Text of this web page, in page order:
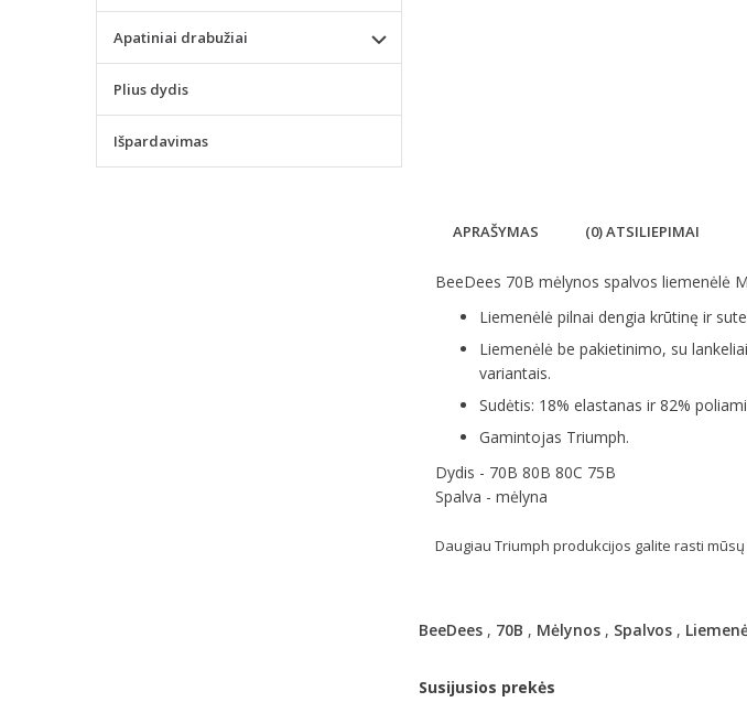
APRAŠYMAS (0) ATSILIEPIMAI
BeeDees 70B mėlynos spalvos liemenėlė
Liemenėlė pilnai dengia krūtinę ir
Liemenėlė be pakietinimo, su
variantais.
Sudėtis: 18% elastanas ir 82%
Gamintojas Triumph.
Dydis - 70B 80B 80C 75B
Spalva - mėlyna
Daugiau Triumph produkcijos galite rasti
BeeDees, 70B , Mėlynos, Spalvos,
Susijusios prekės
Apatiniai drabužiai
Plius dydis
Išpardavimas